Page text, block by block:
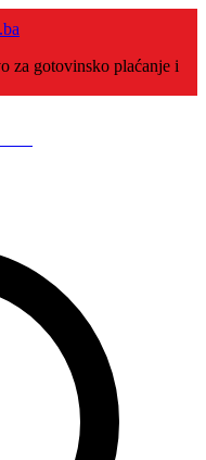
za gotovinsko plaćanje i